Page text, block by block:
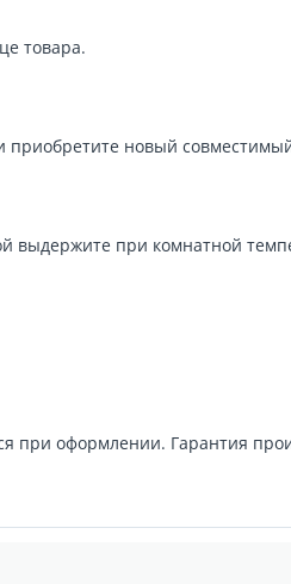
товара.
приобретите новый
выдержите при комнатной
при оформлении. Гарантия